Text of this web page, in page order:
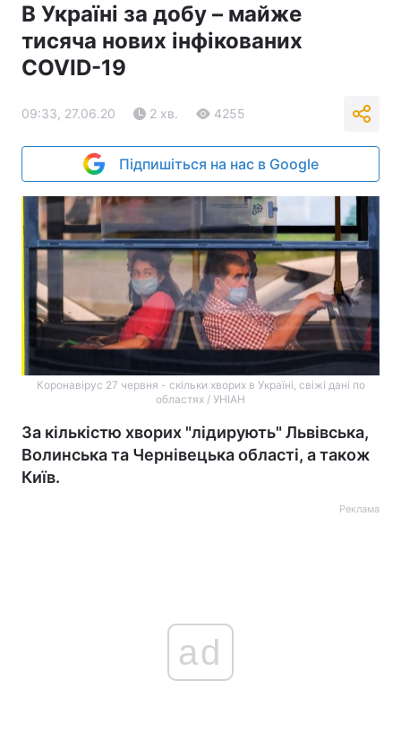
В Україні за добу – майже
тисяча нових інфікованих
COVID-19
09:33, 27.06.20 2 хв. 4255
Підпишіться на нас в Google
Коронавірус 27 червня - скільки хворих в Україні, свіжі дані по
областях / УНІАН
За кількістю хворих "лідирують" Львівська,
Волинська та Чернівецька області, а також
Київ.
Реклама
ad